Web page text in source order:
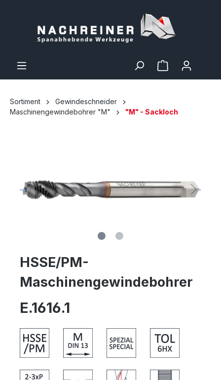
Sortiment
Gewindeschneider
Maschinengewindebohrer "M"
"M" - Sackloch
HSSE/PM-
Maschinengewindebohrer
E.1616.1